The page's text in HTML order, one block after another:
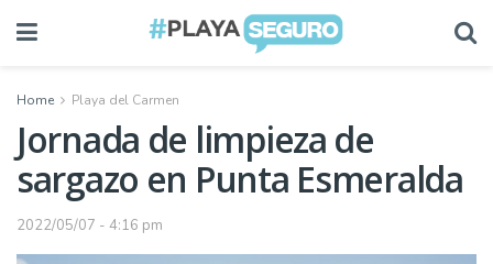
Home Playa del Carmen
Jornada de limpieza de
sargazo en Punta Esmeralda
2022/05/07 - 4:16 pm